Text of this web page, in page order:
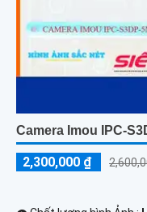
Camera Imou IPC-
2,300,000 ₫